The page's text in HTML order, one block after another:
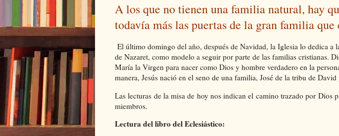
A los que no tienen una familia natural, hay
todavía más las puertas de la gran familia que
El último domingo del año, después de Navidad, la Iglesia lo dedica a
de Nazaret, como modelo a seguir por parte de las familias cristianas.
María la Virgen para nacer como Dios y hombre verdadero en la
manera, Jesús nació en el seno de una familia, José de la tribu de
Las lecturas de la misa de hoy nos indican el camino trazado por Dios
miembros.
Lectura del libro del Eclesiástico: